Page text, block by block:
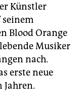
Künstler
seinem
Blood Orange
Musiker
nach.
erste neue
Jahren.